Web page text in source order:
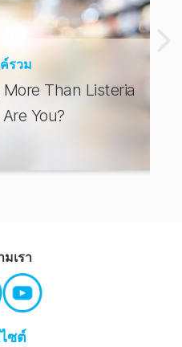
รวม
Than Listeria
You?
ซต์
เรา